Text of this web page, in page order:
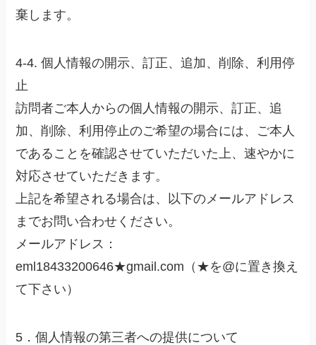
棄します。
4-4. 個人情報の開示、訂正、追加、削除、利用停
止
訪問者ご本人からの個人情報の開示、訂正、追
加、削除、利用停止のご希望の場合には、ご本人
であることを確認させていただいた上、速やかに
対応させていただきます。
上記を希望される場合は、以下のメールアドレス
までお問い合わせください。
メールアドレス：
eml18433200646★gmail.com（★を@に置き換え
て下さい）
5．個人情報の第三者への提供について